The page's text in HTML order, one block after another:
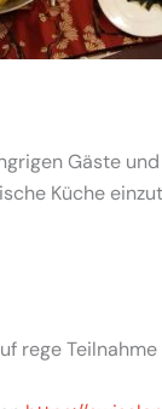
Gäste
Küche
rege